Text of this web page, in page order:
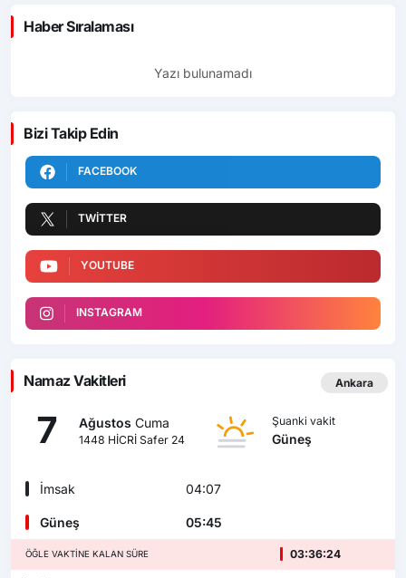
Haber Sıralaması
Yazı bulunamadı
Bizi Takip Edin
FACEBOOK
TWITTER
YOUTUBE
INSTAGRAM
Namaz Vakitleri Ankara
7 Ağustos Cuma
1448 HİCRİ Safer 24
Şuanki vakit
Güneş
İmsak 04:07
Güneş 05:45
ÖĞLE VAKTINE KALAN SÜRE 03:36:23